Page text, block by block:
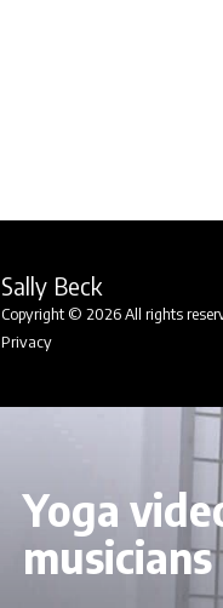
Sally Beck
Copyright © 2026 All rights
Privacy
Yoga
musicians